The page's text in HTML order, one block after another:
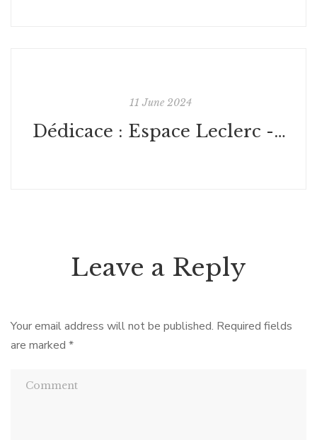
11 June 2024
Dédicace : Espace Leclerc - France
Leave a Reply
Your email address will not be published. Required fields
are marked *